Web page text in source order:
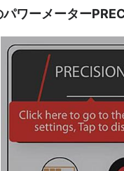
ワーメーター